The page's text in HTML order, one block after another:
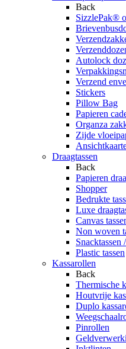
Back
SizzlePak®
Autolock
Verzend
Stickers
Pillow Bag
Papieren
Organza
Zijde
Draagtassen
Back
Papieren
Shopper
Bedrukte
Luxe
Canvas
Non woven
Snacktassen
Plastic tassen
Kassarollen
Back
Thermische
Houtvrije
Duplo
Pinrollen